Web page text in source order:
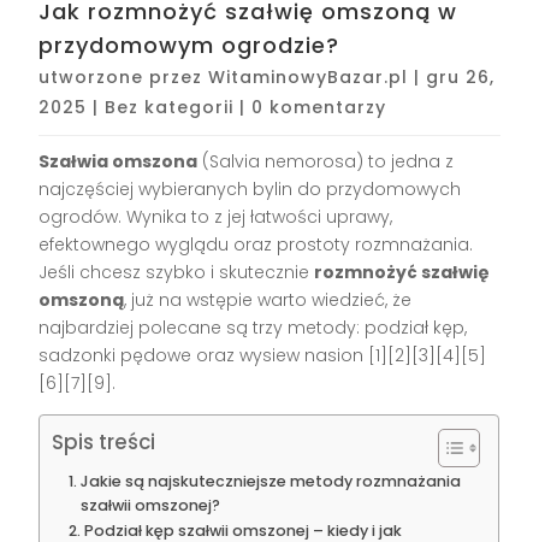
Jak rozmnożyć szałwię omszoną w
przydomowym ogrodzie?
utworzone przezWitaminowyBazar.pl | gru 26,
2025 | Bez kategorii | 0 komentarzy
Szałwia omszona (Salvia nemorosa) to jedna z
najczęściej wybieranych bylin do przydomowych
ogrodów. Wynika to z jej łatwości uprawy,
efektownego wyglądu oraz prostoty rozmnażania.
Jeśli chcesz szybko i skutecznie rozmnożyć szałwię
omszoną, już na wstępie warto wiedzieć, że
najbardziej polecane są trzy metody: podział kęp,
sadzonki pędowe oraz wysiew nasion [1][2][3][4][5]
[6][7][9] .
Spis treści
Jakie są najskuteczniejsze metody rozmnażania
szałwii omszonej?
Podział kęp szałwii omszonej – kiedy i jak